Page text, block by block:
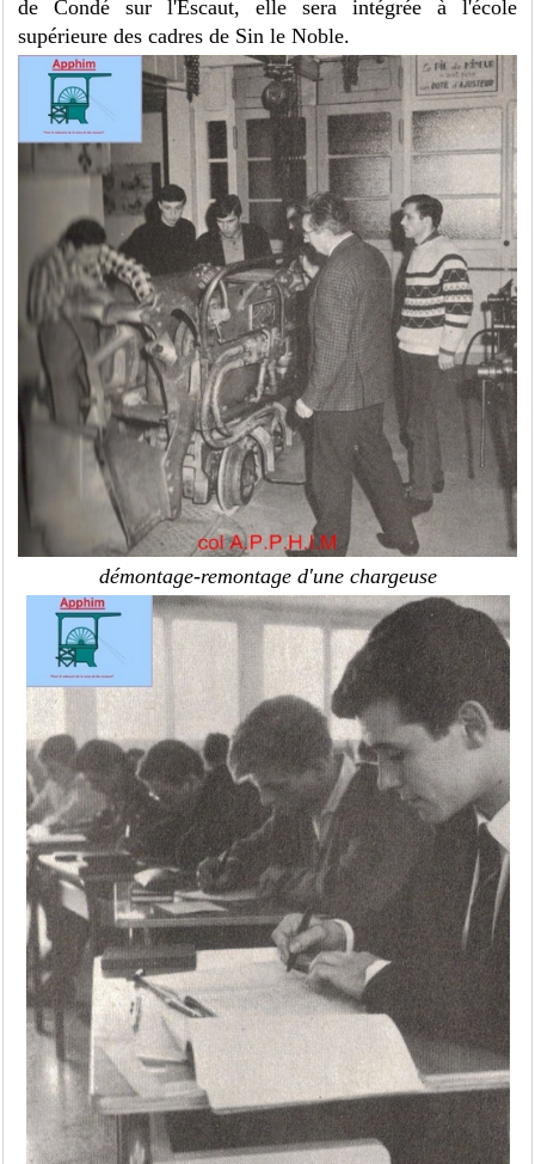
de Condé sur l'Escaut, elle sera intégrée à l'école
supérieure des cadres de Sin le Noble.
démontage-remontage d'une chargeuse